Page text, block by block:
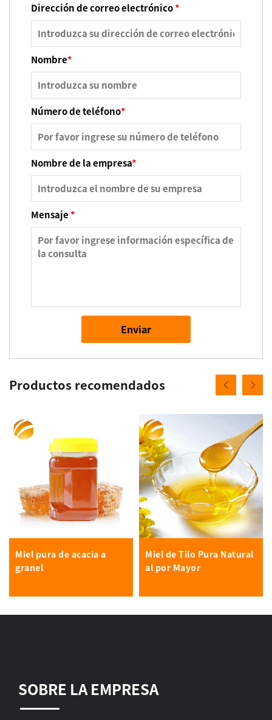
Dirección de correo electrónico*
Nombre*
Número de teléfono*
Nombre de la empresa*
Mensaje*
Enviar
Productos recomendados
Miel pura de acacia a
granel
Miel de Tilo Pura Natural
al por Mayor
SOBRE LA EMPRESA